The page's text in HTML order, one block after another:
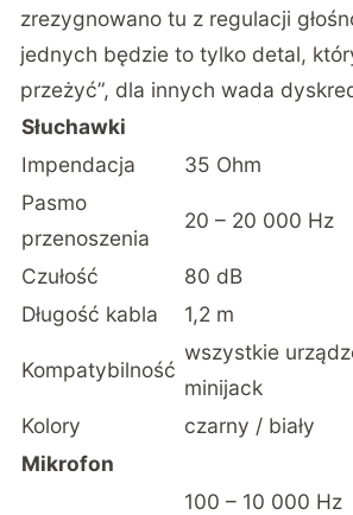
zrezygnowano tu z regulacji
jednych będzie to tylko detal,
przeżyć”, dla innych wada
Słuchawki
Impendacja
35 Ohm
Pasmo
przenoszenia
20 – 20 000 Hz
Czułość
80 dB
Długość kabla
1,2 m
Kompatybilność
wszystkie
minijack
Kolory
czarny / biały
Mikrofon
100 – 10 000 Hz